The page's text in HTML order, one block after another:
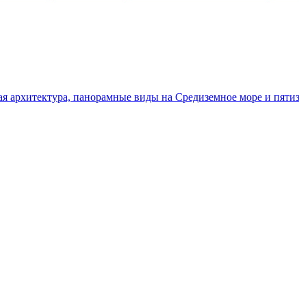
архитектура, панорамные виды на Средиземное море и